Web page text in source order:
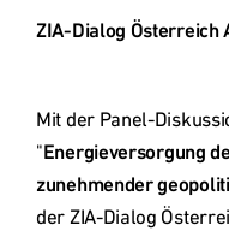
Deutschland
ZIA-Dialog Österreich
Mit der Panel-
"Energieversorgung
zunehmender
der ZIA-Dialog